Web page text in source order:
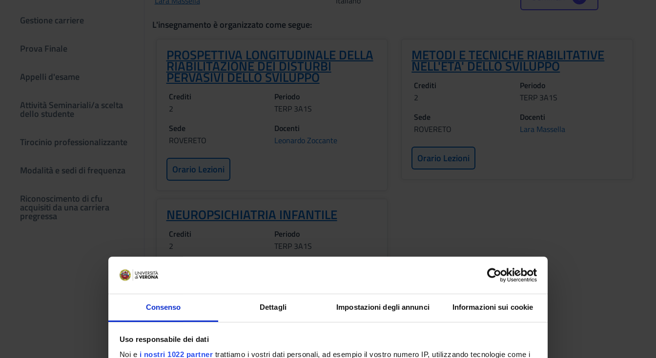
Consenso Dettagli Impostazioni degli annunci Informazioni sui cookie
Uso responsabile dei dati
Noi e i nostri 1022 partner trattiamo i vostri dati personali, ad esempio il vostro numero IP, utilizzando tecnologie come i
Gestione carriere
Prova Finale
Appelli d'esame
Attività Seminariali/a scelta
dello studente
Tirocinio professionalizzante
Modalità e sedi di frequenza
Riconoscimento di cfu
acquisiti da una carriera
pregressa
L'insegnamento è organizzato come segue:
PROSPETTIVA LONGITUDINALE DELLA
RIABILITAZIONE DEI DISTURBI
PERVASIVI DELLO SVILUPPO
Crediti
2
Periodo
TERP 3A1S
Sede
ROVERETO
Docenti
Leonardo Zoccante
Orario Lezioni
METODI E TECNICHE RIABILITATIVE
NELL'ETA' DELLO SVILUPPO
Crediti
2
Periodo
TERP 3A1S
Sede
ROVERETO
Docenti
Lara Massella
Orario Lezioni
NEUROPSICHIATRIA INFANTILE
Crediti
2
Periodo
TERP 3A1S
Orario Lezioni
Bibliografia